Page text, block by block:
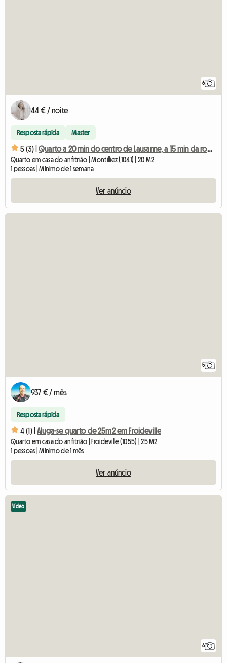
6
44 € / noite
Resposta rápida Master
5 (3) | Quarto a 20 min do centro de Lausanne, a 15 min da rodovia (1041)
Quarto em casa do anfitrião | Montilliez (1041) | 20 M2
1 pessoas | Mínimo de 1 semana
Ver anúncio
5
937 € / mês
Resposta rápida
4 (1) | Aluga-se quarto de 25m2 em Froideville
Quarto em casa do anfitrião | Froideville (1055) | 25 M2
1 pessoas | Mínimo de 1 mês
Ver anúncio
6
Vídeo